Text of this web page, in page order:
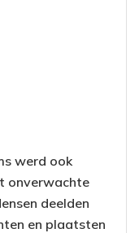
werd ook
onverwachte
deelden
en plaatsten